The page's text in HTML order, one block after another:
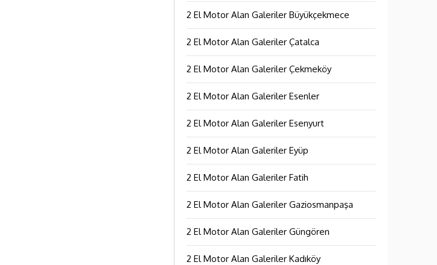
2 El Motor Alan Galeriler Büyükçekmece
2 El Motor Alan Galeriler Çatalca
2 El Motor Alan Galeriler Çekmeköy
2 El Motor Alan Galeriler Esenler
2 El Motor Alan Galeriler Esenyurt
2 El Motor Alan Galeriler Eyüp
2 El Motor Alan Galeriler Fatih
2 El Motor Alan Galeriler Gaziosmanpaşa
2 El Motor Alan Galeriler Güngören
2 El Motor Alan Galeriler Kadıköy